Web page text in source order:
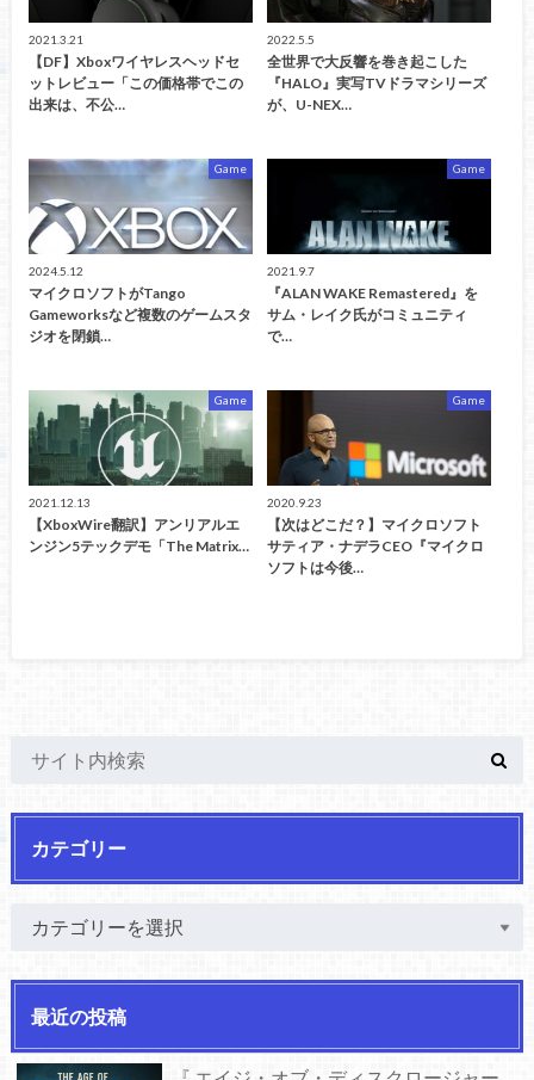
2021.3.21
【DF】Xboxワイヤレスヘッドセ
ットレビュー「この価格帯でこの
出来は、不公…
2022.5.5
全世界で大反響を巻き起こした
『HALO』実写TVドラマシリーズ
が、U-NEX…
Game
2024.5.12
マイクロソフトがTango
Gameworksなど複数のゲームスタ
ジオを閉鎖…
Game
2021.9.7
『ALAN WAKE Remastered』を
サム・レイク氏がコミュニティ
で…
Game
2021.12.13
【XboxWire翻訳】アンリアルエ
ンジン5テックデモ「The Matrix…
Game
2020.9.23
【次はどこだ？】マイクロソフト
サティア・ナデラCEO『マイクロ
ソフトは今後…
カテゴリー
最近の投稿